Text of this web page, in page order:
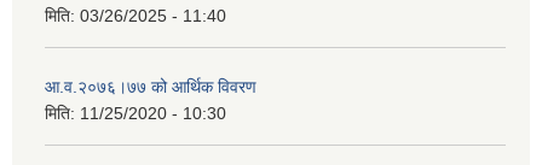
मिति: 03/26/2025 - 11:40
आ.व.२०७६।७७ को आर्थिक विवरण
मिति: 11/25/2020 - 10:30